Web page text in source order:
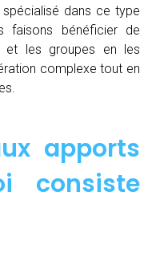
spécialisé dans ce type
faisons bénéficier de
et les groupes en les
complexe tout en
apports
consiste